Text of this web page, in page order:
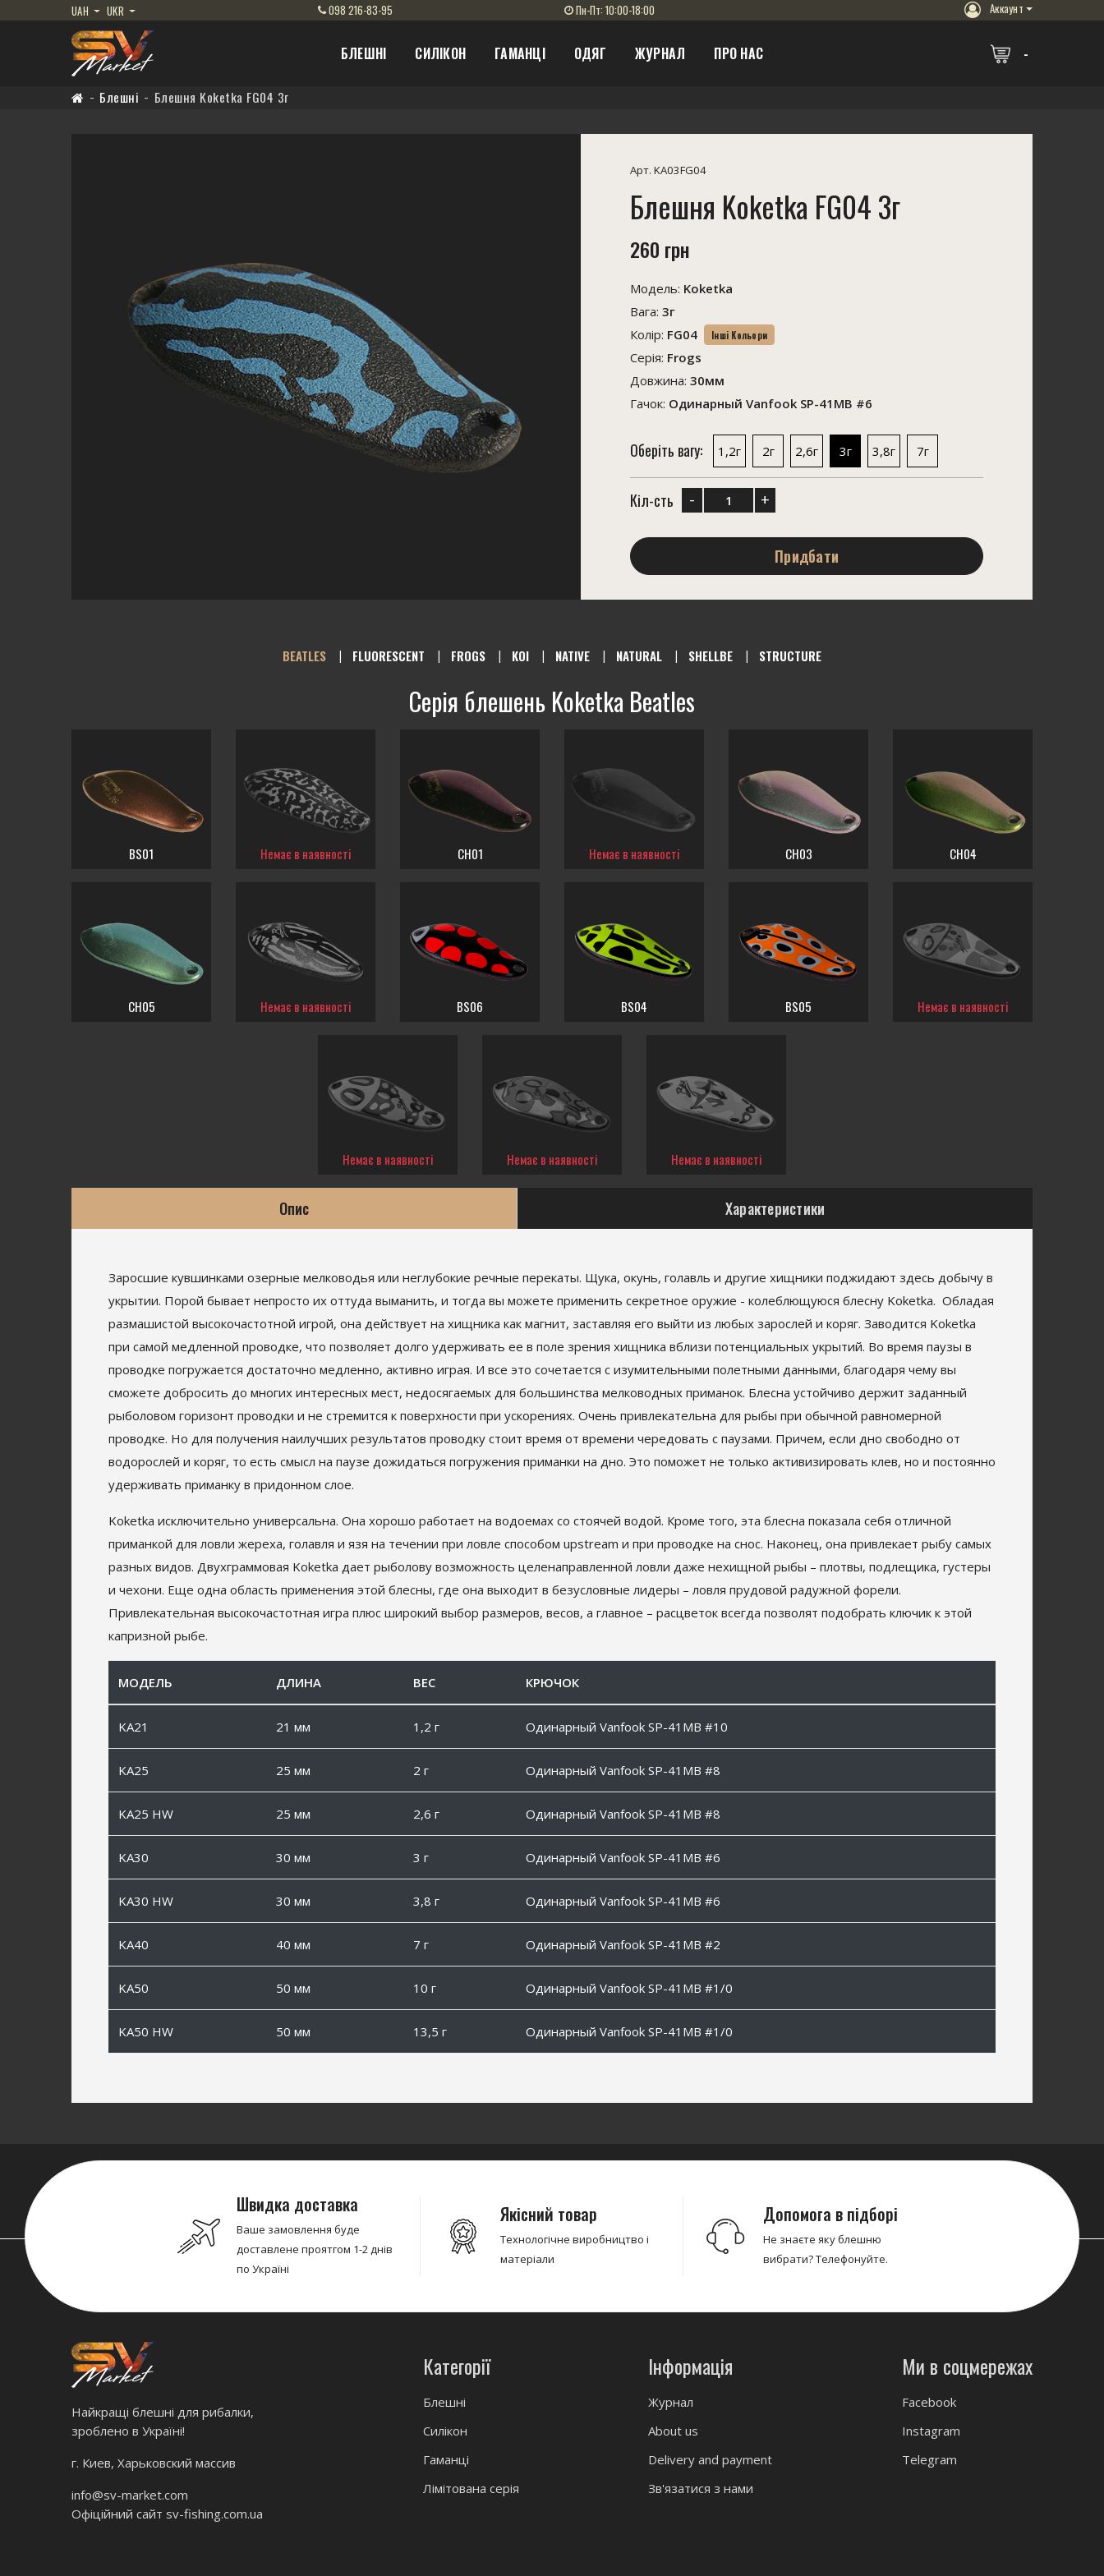
UAH UKR 098 216-83-95 Пн-Пт: 10:00-18:00 Аккаунт
БЛЕШНІ СИЛІКОН ГАМАНЦІ ОДЯГ ЖУРНАЛ ПРО НАС
Блешні Блешня Koketka FG04 3г
Арт. KA03FG04
Блешня Koketka FG04 3г
260 грн
Модель: Koketka
Вага: 3г
Колір: FG04 Інші Кольори
Серія: Frogs
Довжина: 30мм
Гачок: Одинарный Vanfook SP-41MB #6
Оберіть вагу: 1,2г 2г 2,6г 3г 3,8г 7г
Кіл-сть - +
Придбати
BEATLES FLUORESCENT FROGS KOI NATIVE NATURAL SHELLBE STRUCTURE
Серія блешень Koketka Beatles
BS01 Немає в наявності CH01 Немає в наявності CH03 CH04
CH05 Немає в наявності BS06 BS04 BS05 Немає в наявності
Немає в наявності Немає в наявності Немає в наявності
Опис Характеристики
Заросшие кувшинками озерные мелководья или неглубокие речные перекаты. Щука, окунь, голавль и другие хищники поджидают здесь добычу в
укрытии. Порой бывает непросто их оттуда выманить, и тогда вы можете применить секретное оружие - колеблющуюся блесну Koketka. Обладая
размашистой высокочастотной игрой, она действует на хищника как магнит, заставляя его выйти из любых зарослей и коряг. Заводится Koketka
при самой медленной проводке, что позволяет долго удерживать ее в поле зрения хищника вблизи потенциальных укрытий. Во время паузы в
проводке погружается достаточно медленно, активно играя. И все это сочетается с изумительными полетными данными, благодаря чему вы
сможете добросить до многих интересных мест, недосягаемых для большинства мелководных приманок. Блесна устойчиво держит заданный
рыболовом горизонт проводки и не стремится к поверхности при ускорениях. Очень привлекательна для рыбы при обычной равномерной
проводке. Но для получения наилучших результатов проводку стоит время от времени чередовать с паузами. Причем, если дно свободно от
водорослей и коряг, то есть смысл на паузе дожидаться погружения приманки на дно. Это поможет не только активизировать клев, но и постоянно
удерживать приманку в придонном слое.
Koketka исключительно универсальна. Она хорошо работает на водоемах со стоячей водой. Кроме того, эта блесна показала себя отличной
приманкой для ловли жереха, голавля и язя на течении при ловле способом upstream и при проводке на снос. Наконец, она привлекает рыбу самых
разных видов. Двухграммовая Koketka дает рыболову возможность целенаправленной ловли даже нехищной рыбы – плотвы, подлещика, густеры
и чехони. Еще одна область применения этой блесны, где она выходит в безусловные лидеры – ловля прудовой радужной форели.
Привлекательная высокочастотная игра плюс широкий выбор размеров, весов, а главное – расцветок всегда позволят подобрать ключик к этой
капризной рыбе.
МОДЕЛЬ ДЛИНА ВЕС КРЮЧОК
KA21 21 мм 1,2 г Одинарный Vanfook SP-41MB #10
KA25 25 мм 2 г Одинарный Vanfook SP-41MB #8
KA25 HW 25 мм 2,6 г Одинарный Vanfook SP-41MB #8
KA30 30 мм 3 г Одинарный Vanfook SP-41MB #6
KA30 HW 30 мм 3,8 г Одинарный Vanfook SP-41MB #6
KA40 40 мм 7 г Одинарный Vanfook SP-41MB #2
KA50 50 мм 10 г Одинарный Vanfook SP-41MB #1/0
KA50 HW 50 мм 13,5 г Одинарный Vanfook SP-41MB #1/0
Швидка доставка
Ваше замовлення буде
доставлене проятгом 1-2 днів
по Україні
Якісний товар
Технологічне виробництво і
матеріали
Допомога в підборі
Не знаєте яку блешню
вибрати? Телефонуйте.
Найкращі блешні для рибалки,
зроблено в Україні!
г. Киев, Харьковский массив
info@sv-market.com
Офіційний сайт sv-fishing.com.ua
Категорії
Блешні
Силікон
Гаманці
Лімітована серія
Інформація
Журнал
About us
Delivery and payment
Зв'язатися з нами
Ми в соцмережах
Facebook
Instagram
Telegram